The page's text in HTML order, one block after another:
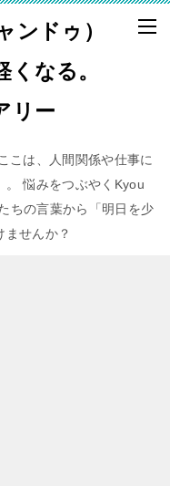
ンドゥ）
くなる。
リー
こは、人間関係や仕事に
。 悩みをつぶやくKyou
ちの言葉から「明日を少
ませんか？